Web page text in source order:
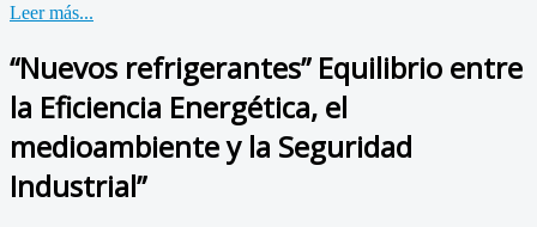
Leer más...
“Nuevos refrigerantes” Equilibrio entre
la Eficiencia Energética, el
medioambiente y la Seguridad
Industrial”